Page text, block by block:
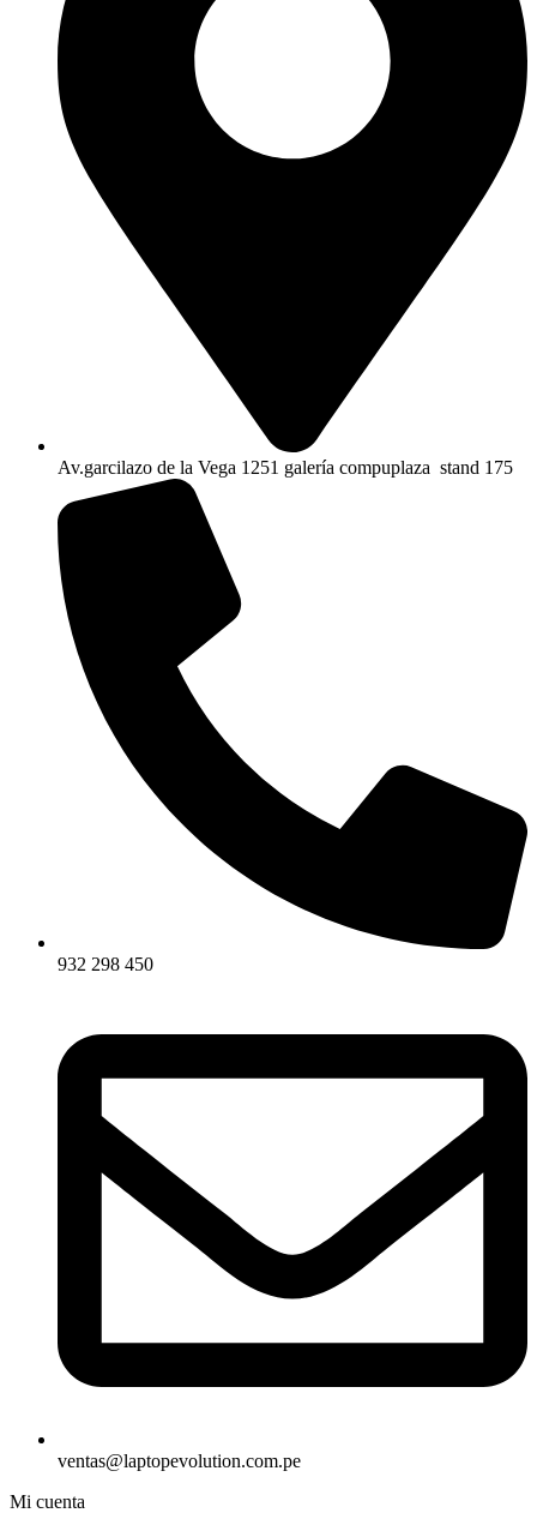
Av.garcilazo de la Vega 1251 galería compuplaza stand 175
932 298 450
ventas@laptopevolution.com.pe
Mi cuenta